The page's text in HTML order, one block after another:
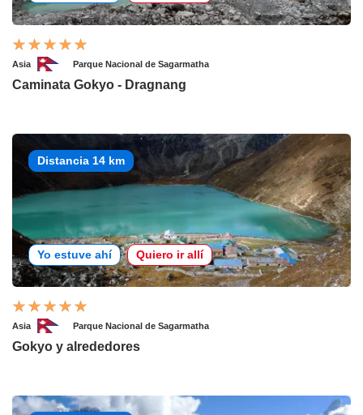
Asia Parque Nacional de Sagarmatha
Caminata Gokyo - Dragnang
Distancia 14 km
Yo estuve ahí Quiero ir allí
Asia Parque Nacional de Sagarmatha
Gokyo y alrededores